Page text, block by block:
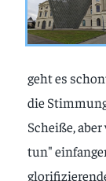
geht es
die
Scheiße,
tun"